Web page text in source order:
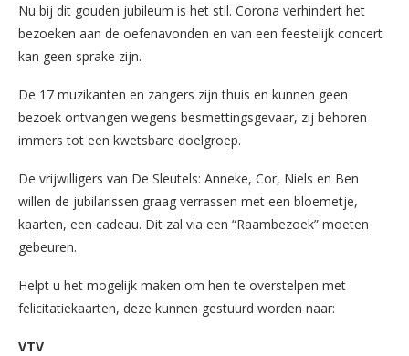
Nu bij dit gouden jubileum is het stil. Corona verhindert het
bezoeken aan de oefenavonden en van een feestelijk concert
kan geen sprake zijn.
De 17 muzikanten en zangers zijn thuis en kunnen geen
bezoek ontvangen wegens besmettingsgevaar, zij behoren
immers tot een kwetsbare doelgroep.
De vrijwilligers van De Sleutels: Anneke, Cor, Niels en Ben
willen de jubilarissen graag verrassen met een bloemetje,
kaarten, een cadeau. Dit zal via een “Raambezoek” moeten
gebeuren.
Helpt u het mogelijk maken om hen te overstelpen met
felicitatiekaarten, deze kunnen gestuurd worden naar:
VTV